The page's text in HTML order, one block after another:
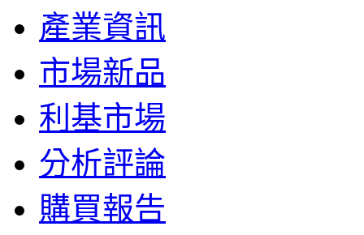
產業資訊
市場新品
利基市場
分析評論
購買報告